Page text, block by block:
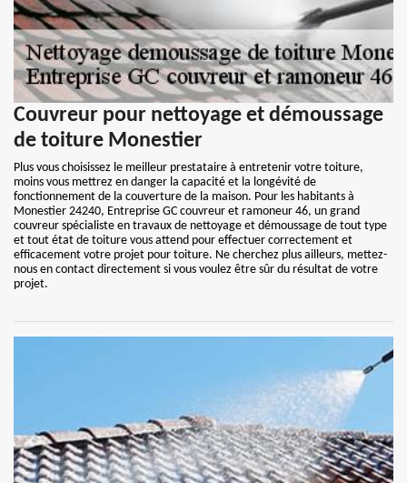
Couvreur pour nettoyage et démoussage
de toiture Monestier
Plus vous choisissez le meilleur prestataire à entretenir votre toiture,
moins vous mettrez en danger la capacité et la longévité de
fonctionnement de la couverture de la maison. Pour les habitants à
Monestier 24240, Entreprise GC couvreur et ramoneur 46, un grand
couvreur spécialiste en travaux de nettoyage et démoussage de tout type
et tout état de toiture vous attend pour effectuer correctement et
efficacement votre projet pour toiture. Ne cherchez plus ailleurs, mettez-
nous en contact directement si vous voulez être sûr du résultat de votre
projet.